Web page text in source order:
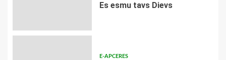
Es esmu tavs Dievs
E-APCERES